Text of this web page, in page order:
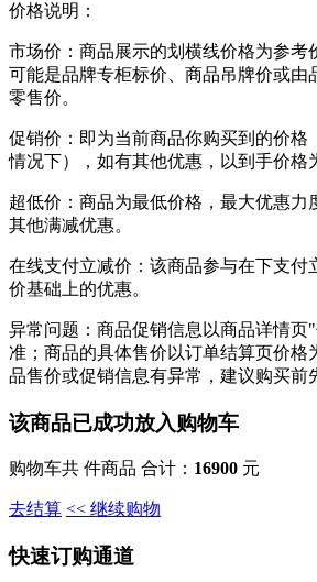
价格说明：
市场价： 商品展示的划横线价格为参考
可能是品牌专柜标价、商品吊牌价或由
零售价。
促销价： 即为当前商品你购买到的价格
情况下），如有其他优惠，以到手价格
超低价： 商品为最低价格，最大优惠力
其他满减优惠。
在线支付立减价： 该商品参与在下支付
价基础上的优惠。
异常问题： 商品促销信息以商品详情页
准；商品的具体售价以订单结算页价格
品售价或促销信息有异常，建议购买前
该商品已成功放入购物车
购物车共 件商品 合计： 16900 元
去结算 << 继续购物
快速订购通道